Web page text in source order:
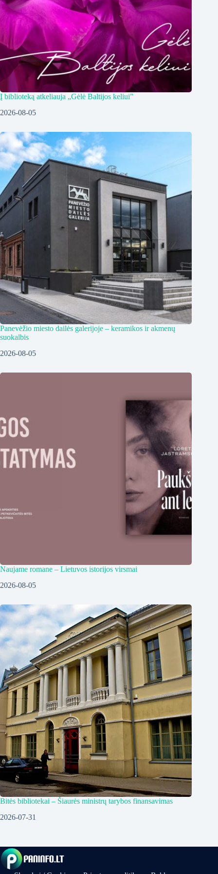
Į biblioteką atkeliauja „Gėlė Baltijos keliui”
2026-08-05
Panevėžio miesto dailės galerijoje – keramikos ir akmenų
suokalbis
2026-08-05
Naujame romane – Lietuvos istorijos virsmai
2026-08-05
Bitės bibliotekai – Šiaurės ministrų tarybos finansavimas
2026-07-31